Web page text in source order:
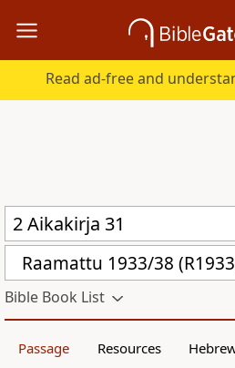
Read ad-free and
Raamattu 1933/38
Bible Book List
Passage Resources